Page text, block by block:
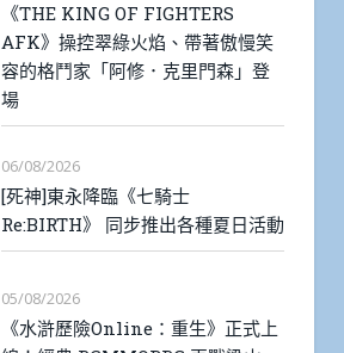
《THE KING OF FIGHTERS
AFK》操控翠綠火焰、帶著傲慢笑
容的格鬥家「阿修．克里門森」登
場
06/08/2026
[死神]東永降臨《七騎士
Re:BIRTH》 同步推出各種夏日活動
05/08/2026
《水滸歷險Online：重生》正式上